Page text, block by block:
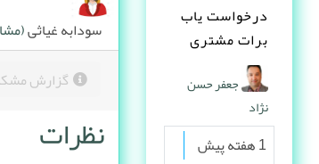
درخواست یاب
برات مشتری
پیدا می کنه
جعفر حسن
نژاد
1 هفته پیش
سودابه غیاثی
گزارش
نظرات